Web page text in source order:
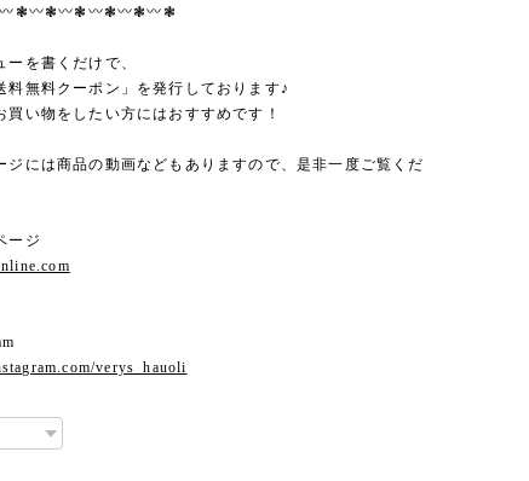
︎❃〰︎❃〰︎❃〰︎❃〰︎❃〰︎❃
ーを書くだけで、
料無料クーポン」を発行しております♪
買い物をしたい方にはおすすめです！
ジには商品の動画などもありますので、是非一度ご覧くだ
ージ
verys_hauoli